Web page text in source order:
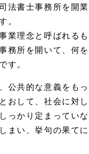
1.
立
業
ジ
法書士事務所を開
。
業理念と呼ばれるも
務所を開いて、何
す。
公共的な意義をも
おして、社会に対
っかり定まってい
まい、挙句の果て